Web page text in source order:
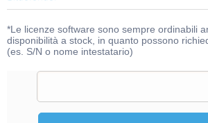
*Le licenze software sono sempre ordinabili
disponibilità a stock, in quanto possono
(es. S/N o nome intestatario)